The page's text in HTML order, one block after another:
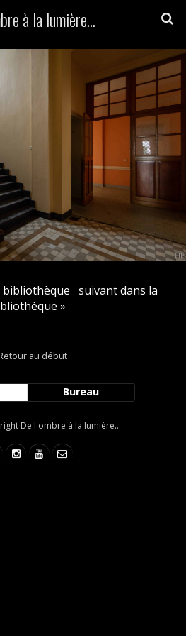
à la lumière...
bibliothèque suivant dans la
»
au début
Bureau
De l'ombre à la lumière...